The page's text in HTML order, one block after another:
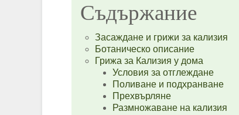
Съдържание
Засаждане и грижи за кализия
Ботаническо описание
Грижа за Кализия у дома
Условия за отглеждане
Поливане и подхранване
Прехвърляне
Размножаване на кализия